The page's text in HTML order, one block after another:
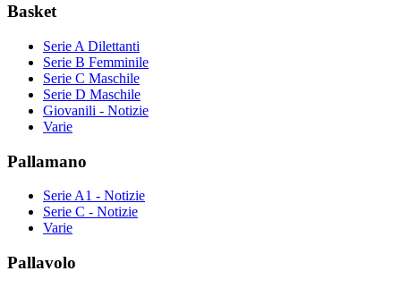
Basket
Serie A Dilettanti
Serie B Femminile
Serie C Maschile
Serie D Maschile
Giovanili - Notizie
Varie
Pallamano
Serie A1 - Notizie
Serie C - Notizie
Varie
Pallavolo